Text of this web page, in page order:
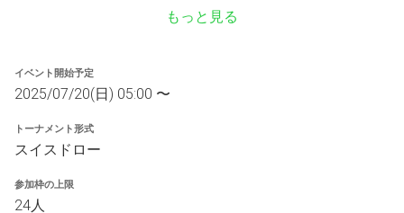
もっと見る
イベント開始予定
2025/07/20(日) 05:00 〜
トーナメント形式
スイスドロー
参加枠の上限
24人